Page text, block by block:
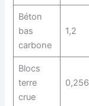
Béton
bas
carbone
1,2
Blocs
terre
crue
0,256